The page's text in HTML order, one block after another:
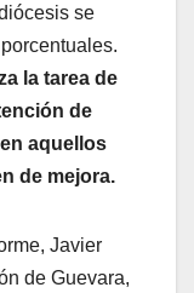
se
la tarea de
de
aquellos
de mejora.
Javier
de Guevara,